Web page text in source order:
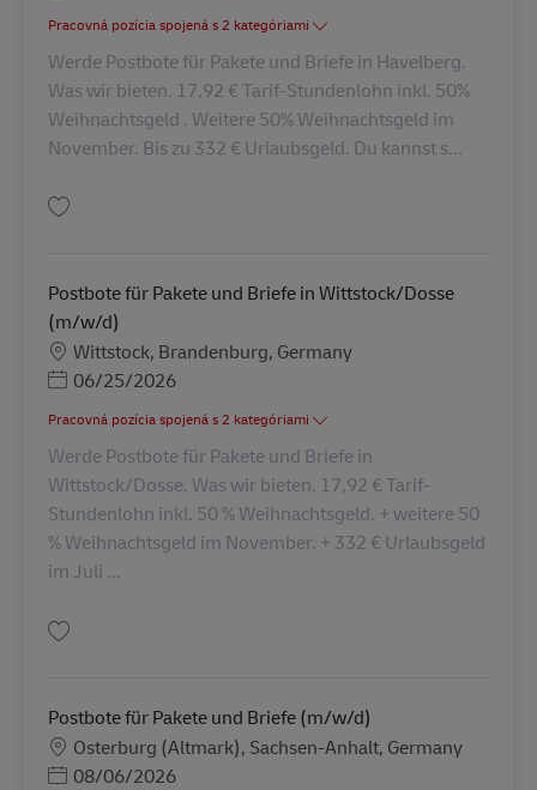
Pracovná pozícia spojená s 2 kategóriami
Werde Postbote für Pakete und Briefe in Havelberg.
Was wir bieten. 17,92 € Tarif-Stundenlohn inkl. 50%
Weihnachtsgeld . Weitere 50% Weihnachtsgeld im
November. Bis zu 332 € Urlaubsgeld. Du kannst s...
Postbote für Pakete und Briefe in Wittstock/Dosse
(m/w/d)
Miesto
Wittstock, Brandenburg, Germany
Posted Date
06/25/2026
Pracovná pozícia spojená s 2 kategóriami
Werde Postbote für Pakete und Briefe in
Wittstock/Dosse. Was wir bieten. 17,92 € Tarif-
Stundenlohn inkl. 50 % Weihnachtsgeld. + weitere 50
% Weihnachtsgeld im November. + 332 € Urlaubsgeld
im Juli ...
Postbote für Pakete und Briefe (m/w/d)
MiestoOsterburg (Altmark), Sachsen-Anhalt, Germany
Posted Date
08/06/2026